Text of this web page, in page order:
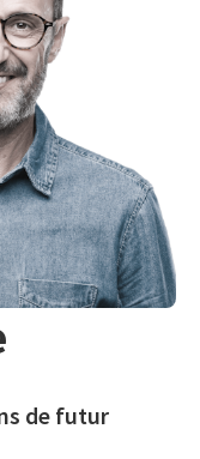
de futur